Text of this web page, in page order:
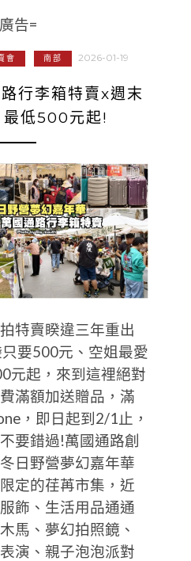
告=
會 南部 2026-01-19
路行李箱特賣x週末
最低500元起!
特賣睽違三年重出
要500元、空姐最愛
元起，來到這裡絕對
滿額加送贈品，滿
，即日起到2/1止，
要錯過!萬國通路創
日野營夢幻嘉年華
定的荏苒市集，近
飾、生活用品通通
馬、夢幻拍照鏡、
演、親子泡泡派對